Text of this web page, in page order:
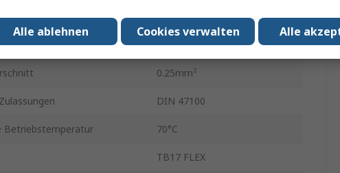
Polyurethan
min. -25°C
0.25mm²
DIN 47100
Betriebstemperatur 70°C
TB17 FLEX
Alle
Cookies verwalten
Alle ablehnen